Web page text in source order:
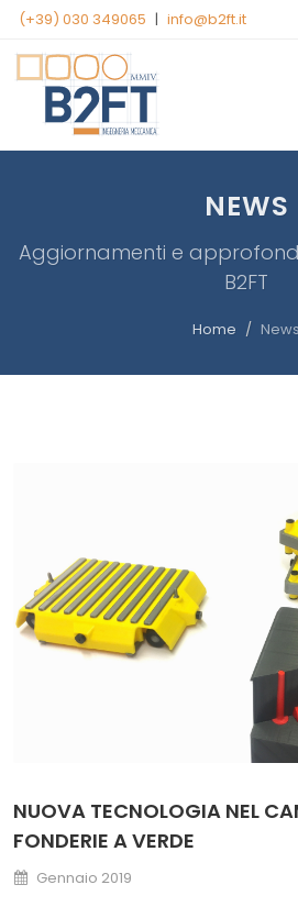
(+39) 030 349065 | info@b2ft.it
NEWS
Aggiornamenti e
B2FT
Home News
NUOVA TECNOLOGIA NEL
FONDERIE A VERDE
Gennaio 2019